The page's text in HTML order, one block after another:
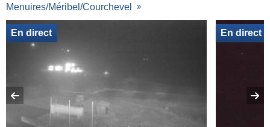
Menuires/Méribel/Courchevel
En direct En direct